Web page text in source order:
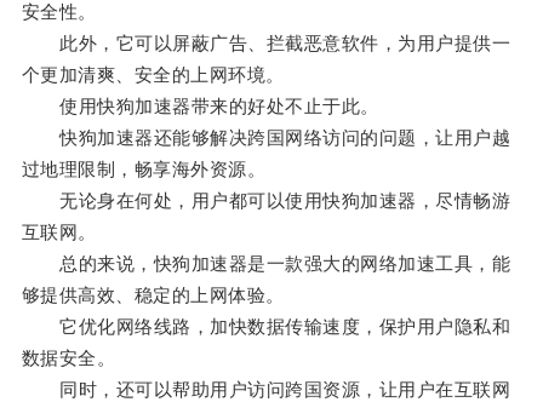
安全性。
此外，它可以屏蔽广告、拦截恶意软件，为用户提供一
个更加清爽、安全的上网环境。
使用快狗加速器带来的好处不止于此。
快狗加速器还能够解决跨国网络访问的问题，让用户越
过地理限制，畅享海外资源。
无论身在何处，用户都可以使用快狗加速器，尽情畅游
互联网。
总的来说，快狗加速器是一款强大的网络加速工具，能
够提供高效、稳定的上网体验。
它优化网络线路，加快数据传输速度，保护用户隐私和
数据安全。
同时，还可以帮助用户访问跨国资源，让用户在互联网